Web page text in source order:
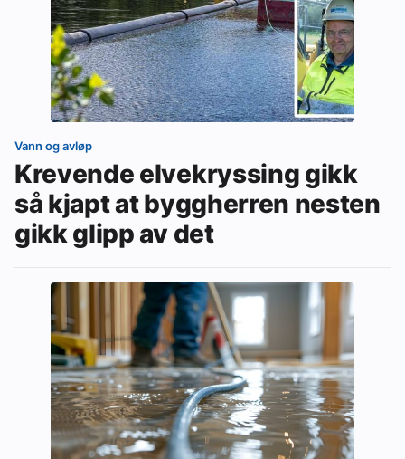
Vann og avløp
Krevende elvekryssing gikk
så kjapt at byggherren nesten
gikk glipp av det